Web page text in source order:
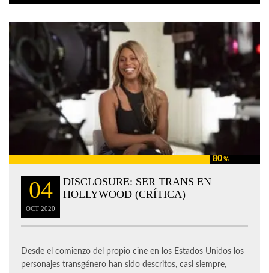
80%
04
OCT 2020
DISCLOSURE: SER TRANS EN
HOLLYWOOD (CRÍTICA)
Desde el comienzo del propio cine en los Estados Unidos los
personajes transgénero han sido descritos, casi siempre,